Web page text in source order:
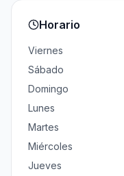
Horario
Viernes
Sábado
Domingo
Lunes
Martes
Miércoles
Jueves